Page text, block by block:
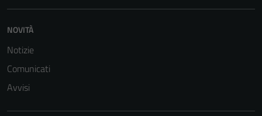
NOVITÀ
Notizie
Comunicati
Avvisi